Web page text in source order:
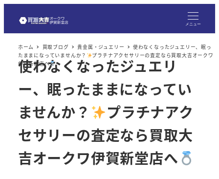
メニュー
ホーム 買取ブログ 貴金属・ジュエリー
使わなくなったジュエリー、眠っ
たままになっていませんか？
プラチナアクセサリーの査定なら買取大吉オークワ
伊賀新堂店へ
使わなくなったジュエリ
ー、眠ったままになってい
ませんか？
プラチナアク
セサリーの査定なら買取大
吉オークワ伊賀新堂店へ